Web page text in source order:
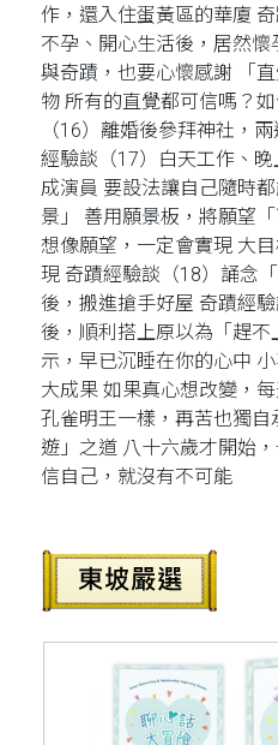
作，還入住蛋黃區的華廈
不孕、開心生活後，居然
與奇蹟，也要心懷感謝 「
物 所有的直覺都可信嗎？
（16）離婚後參拜神社，
經驗談（17）白天工作、
成演員 要設法讓自己隨時
景」 善用願景板，將願望
想像願望，一定會實現 大
現 奇蹟經驗談（18）誦念
後，搬進搶手好屋 奇蹟經
後，順利搭上原以為「趕
示，早已沉睡在你的心中
大成果 如果真心想改變，
孔雀明王一樣，再苦也獨
遊」之道 八十六歲才開始
信自己，就沒有不可能